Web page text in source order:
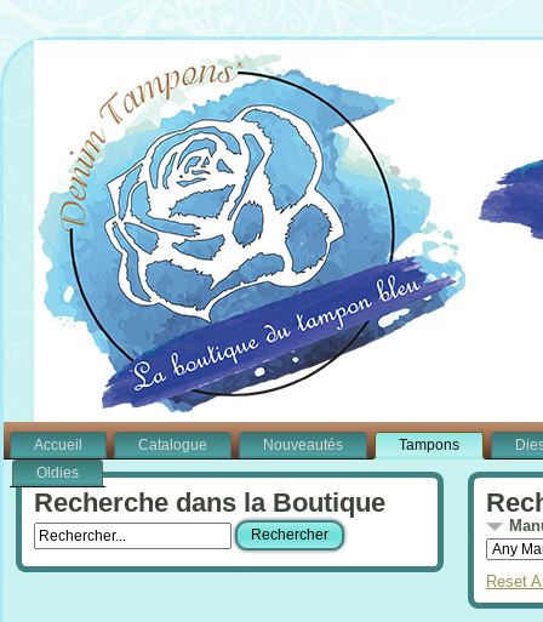
Accueil Catalogue Nouveautés Tampons
Oldies
Recherche dans la Boutique
Reset